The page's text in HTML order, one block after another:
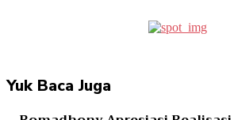
Yuk Baca Juga